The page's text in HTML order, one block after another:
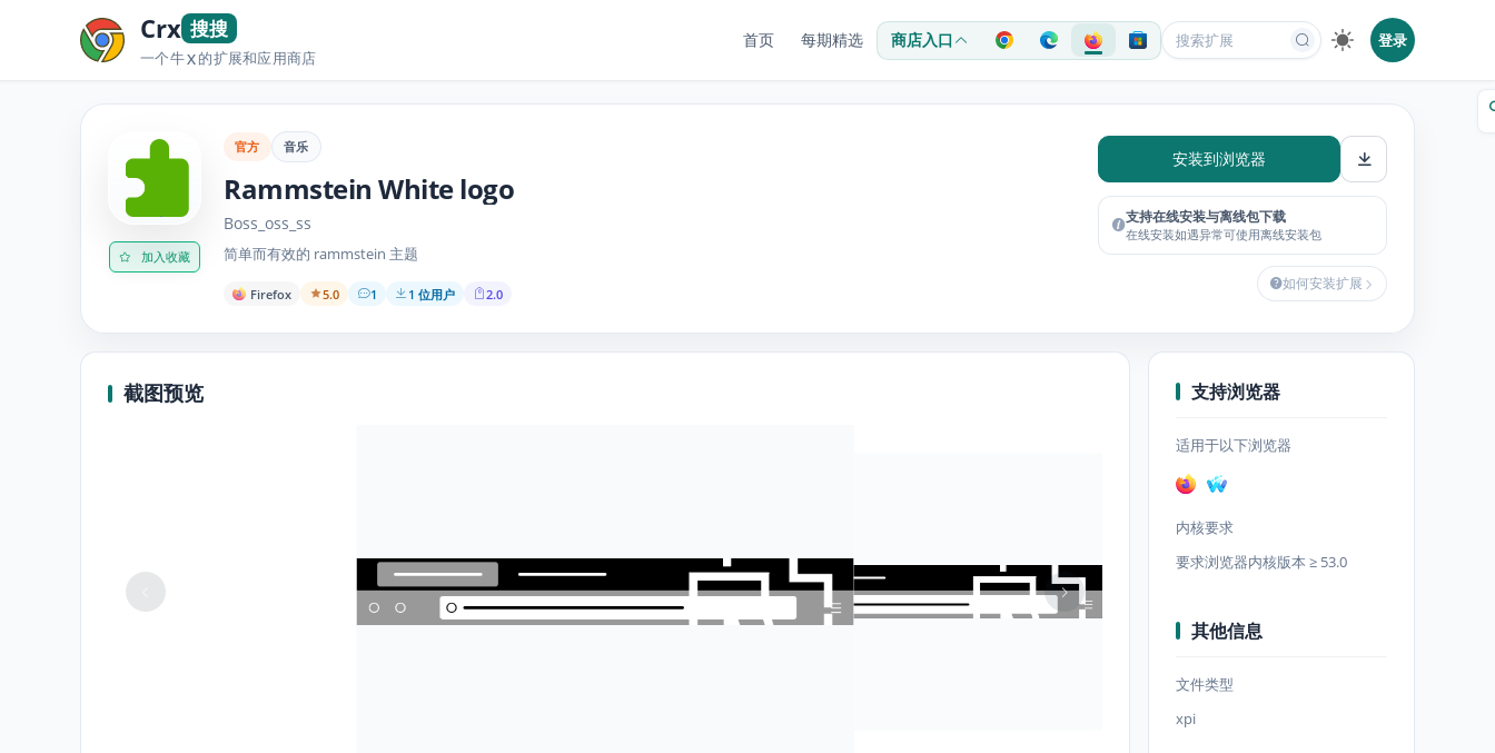
Crx 搜搜
一个牛X的扩展和应用商店
首页 每期精选 商店入口 登录
加入收藏
官方 音乐
Rammstein White logo
Boss_oss_ss
简单而有效的 rammstein 主题
Firefox 5.0 1 1 位用户 2.0
安装到浏览器
支持在线安装与离线包下载
在线安装如遇异常可使用离线安装包
如何安装扩展
截图预览 支持浏览器
适用于以下浏览器
内核要求
要求浏览器内核版本 ≥ 53.0
其他信息
文件类型
xpi